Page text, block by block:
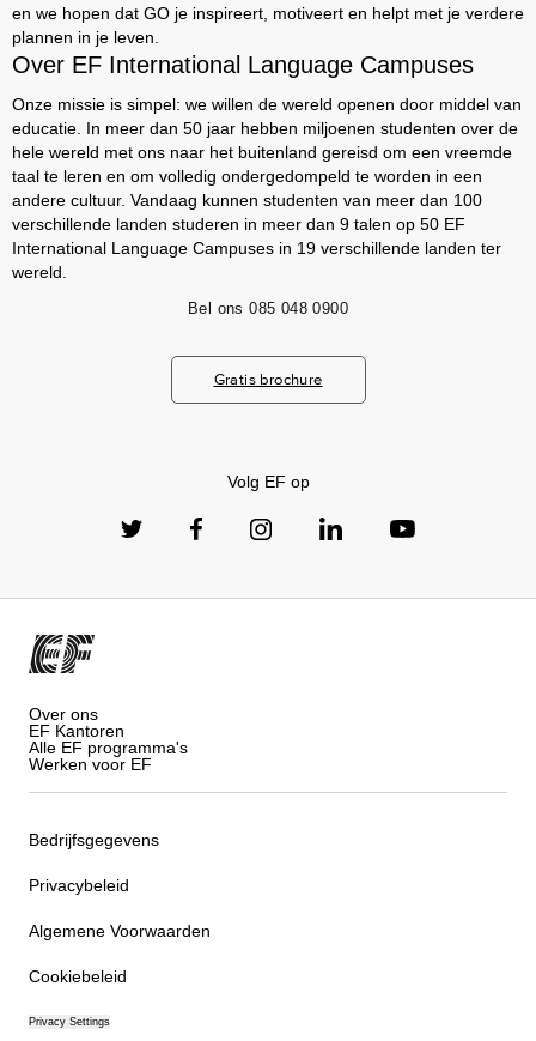
en we hopen dat GO je inspireert, motiveert en helpt met je verdere
plannen in je leven.
Over EF International Language Campuses
Onze missie is simpel: we willen de wereld openen door middel van
educatie. In meer dan 50 jaar hebben miljoenen studenten over de
hele wereld met ons naar het buitenland gereisd om een vreemde
taal te leren en om volledig ondergedompeld te worden in een
andere cultuur. Vandaag kunnen studenten van meer dan 100
verschillende landen studeren in meer dan 9 talen op 50 EF
International Language Campuses in 19 verschillende landen ter
wereld.
Bel ons 085 048 0900
Gratis brochure
Volg EF op
Over ons
EF Kantoren
Alle EF programma's
Werken voor EF
Bedrijfsgegevens
Privacybeleid
Algemene Voorwaarden
Cookiebeleid
Privacy Settings